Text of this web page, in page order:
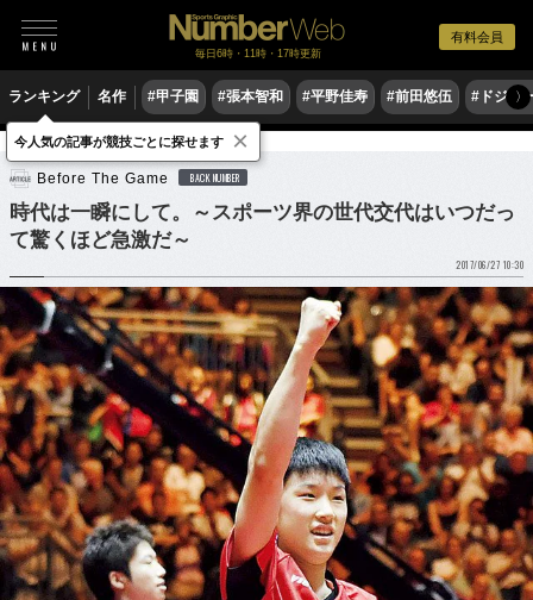
有料会員
毎日6時・11時・17時更新
ランキング 名作 #甲子園 #張本智和 #平野佳寿 #前田悠伍 #ドジャ
〉
卓球 将棋
Before The Game BACK NUMBER
時代は一瞬にして。～スポーツ界の世代交代はいつだっ
て驚くほど急激だ～
2017/06/27 10:30
今人気の記事が競技ごとに探せます ×